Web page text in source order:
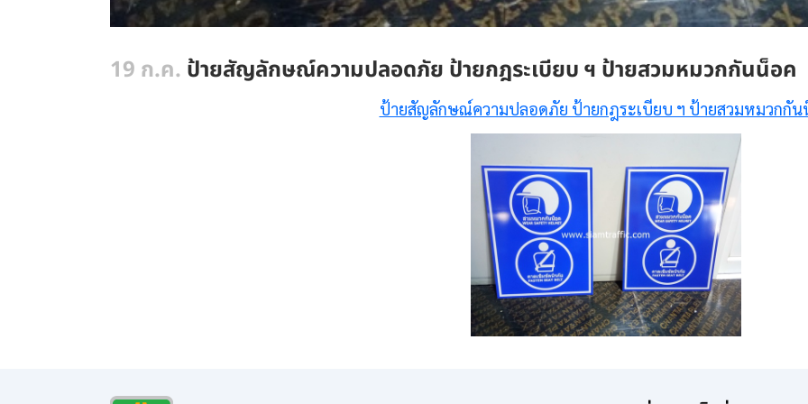
19 ก.ค. ป้ายสัญลักษณ์ความปลอดภัย ป้ายกฎระเบียบ ฯ ป้ายสวมหมวกกันน็อค
ป้ายสัญลักษณ์ความปลอดภัย ป้ายกฎระเบียบ ฯ ป้ายสวมหมวกกั